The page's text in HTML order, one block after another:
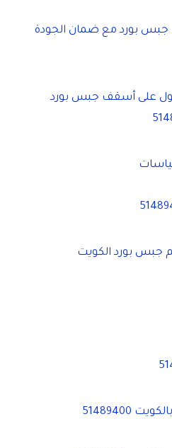
جبس بورد مع ضمان الجودة
على أسقف جبس بورد
جبس بورد الكويت
51489400